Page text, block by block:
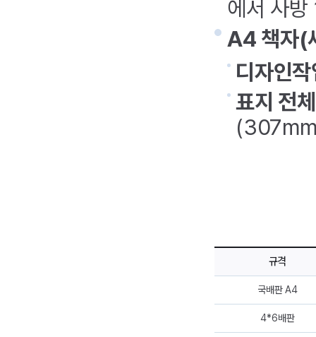
에서 사방
A4 책자(
디자인
표지 전
규격
국배판 A4
4*6배판